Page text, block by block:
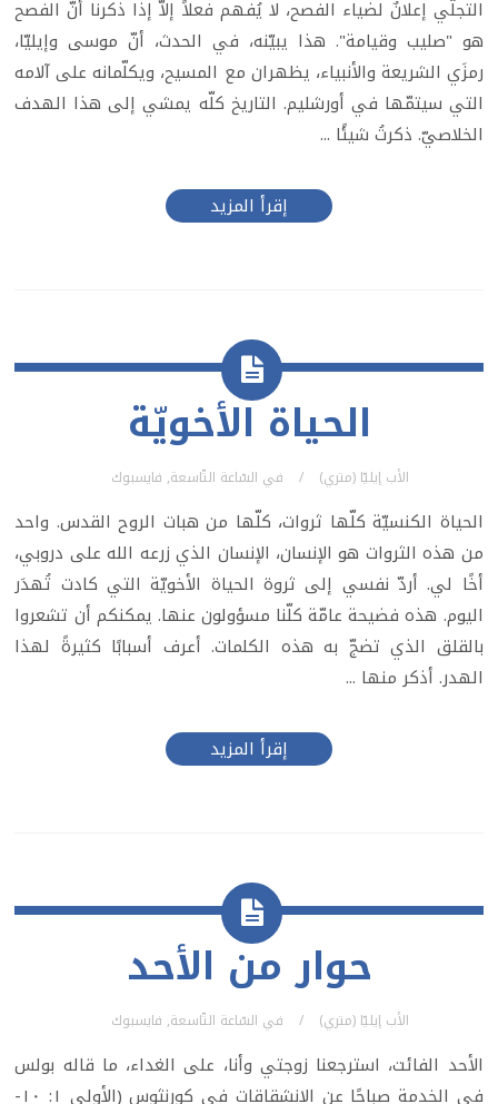
التجلّي إعلانٌ لضياء الفصح، لا يُفهم فعلاً إلاّ إذا ذكرنا أنّ الفصح
هو "صليب وقيامة". هذا يبيّنه، في الحدث، أنّ موسى وإيليّا،
رمزَي الشريعة والأنبياء، يظهران مع المسيح، ويكلّمانه على آلامه
التي سيتمّها في أورشليم. التاريخ كلّه يمشي إلى هذا الهدف
الخلاصيّ. ذكرتُ شيئًا ...
إقرأ المزيد
الحياة الأخويّة
الأب إيليّا (متري) في السّاعة التّاسعة, فايسبوك
الحياة الكنسيّة كلّها ثروات، كلّها من هبات الروح القدس. واحد
من هذه الثروات هو الإنسان، الإنسان الذي زرعه الله على دروبي،
أخًا لي. أردّ نفسي إلى ثروة الحياة الأخويّة التي كادت تُهدَر
اليوم. هذه فضيحة عامّة كلّنا مسؤولون عنها. يمكنكم أن تشعروا
بالقلق الذي تضجّ به هذه الكلمات. أعرف أسبابًا كثيرةً لهذا
الهدر. أذكر منها ...
إقرأ المزيد
حوار من الأحد
الأب إيليّا (متري) في السّاعة التّاسعة, فايسبوك
الأحد الفائت، استرجعنا زوجتي وأنا، على الغداء، ما قاله بولس
في الخدمة صباحًا عن الانشقاقات في كورنثوس (الأولى ١: ١٠-